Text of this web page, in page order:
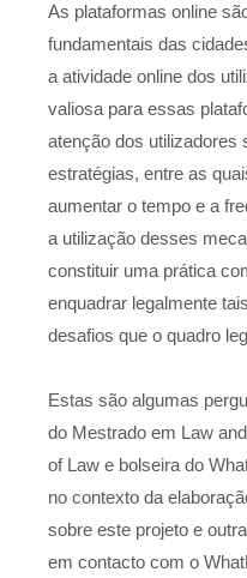
As plataformas online
fundamentais das
a atividade online dos
valiosa para essas
atenção dos utilizadores
estratégias, entre as
aumentar o tempo e a
a utilização desses
constituir uma prática
enquadrar legalmente
desafios que o quadro
Estas são algumas
do Mestrado em Law
of Law e bolseira do
no contexto da
sobre este projeto e
em contacto com o